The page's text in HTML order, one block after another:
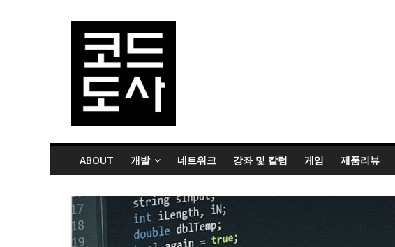
ABOUT 개발 네트워크 강좌 및 칼럼 게임 제품리뷰